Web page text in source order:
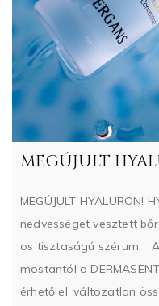
MEGÚJULT
MEGÚJULT HYALURON!
nedvességet vesztett
os tisztaságú szérum.
mostantól a
érhető el, változatlan